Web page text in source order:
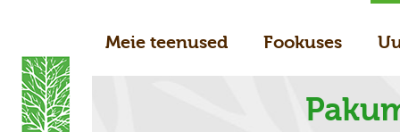
Meie teenused Fookuses